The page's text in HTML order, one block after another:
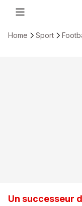
Home Sport
Un successeur